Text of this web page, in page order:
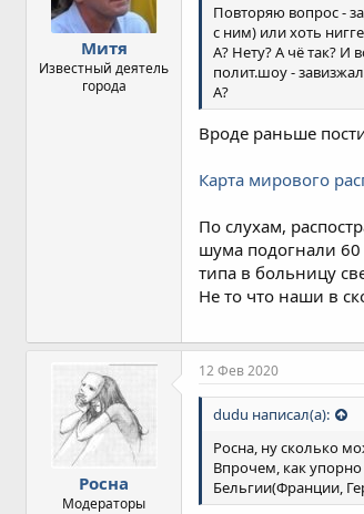
Митя
Известный деятель
города
Повторяю вопрос -
с ним) или хоть
А? Нету? А чё так? И
полит.шоу -
А?
Вроде раньше
Карта мирового
По слухам,
шума подогнали
типа в больницу
Не то что наши в
Росна
Модераторы
12 Фев 2020
dudu написал(а):
Росна, ну сколько
Впрочем, как
Бельгии(Франции,